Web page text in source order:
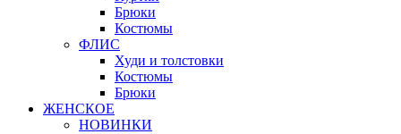
Брюки
Костюмы
ФЛИС
Худи и толстовки
Костюмы
Брюки
ЖЕНСКОЕ
НОВИНКИ